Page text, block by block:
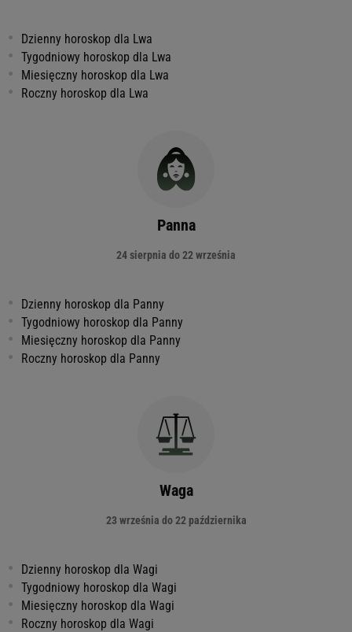
Dzienny horoskop dla Lwa
Tygodniowy horoskop dla Lwa
Miesięczny horoskop dla Lwa
Roczny horoskop dla Lwa
Panna
24 sierpnia do 22 września
Dzienny horoskop dla Panny
Tygodniowy horoskop dla Panny
Miesięczny horoskop dla Panny
Roczny horoskop dla Panny
Waga
23 września do 22 października
Dzienny horoskop dla Wagi
Tygodniowy horoskop dla Wagi
Miesięczny horoskop dla Wagi
Roczny horoskop dla Wagi